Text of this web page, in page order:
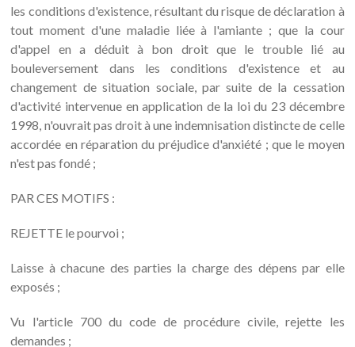
les conditions d'existence, résultant du risque de déclaration à
tout moment d'une maladie liée à l'amiante ; que la cour
d'appel en a déduit à bon droit que le trouble lié au
bouleversement dans les conditions d'existence et au
changement de situation sociale, par suite de la cessation
d'activité intervenue en application de la loi du 23 décembre
1998, n'ouvrait pas droit à une indemnisation distincte de celle
accordée en réparation du préjudice d'anxiété ; que le moyen
n'est pas fondé ;
PAR CES MOTIFS :
REJETTE le pourvoi ;
Laisse à chacune des parties la charge des dépens par elle
exposés ;
Vu l'article 700 du code de procédure civile, rejette les
demandes ;